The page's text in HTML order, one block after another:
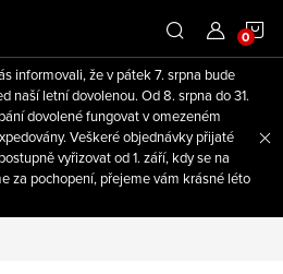
informovali, že v pátek 7. srpna bude
naší letní dovolenou. Od 8. srpna do 31.
dovolené fungovat v omezeném
Veškeré objednávky přijaté
vyřizovat od 1. září, kdy se na
za pochopení, přejeme vám krásné léto